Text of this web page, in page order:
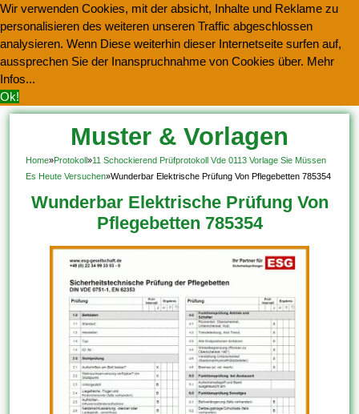
Wir verwenden Cookies, mit der absicht, Inhalte und Reklame zu
personalisieren des weiteren unseren Traffic abgeschlossen
analysieren. Wenn Diese weiterhin dieser Internetseite surfen auf,
aussprechen Sie der Inanspruchnahme von Cookies über. Mehr
Infos...
Ok!
Muster & Vorlagen
Kostenlos Herunterladen
Home»Protokoll»11 Schockierend Prüfprotokoll Vde 0113 Vorlage Sie Müssen
Es Heute Versuchen»Wunderbar Elektrische Prüfung Von Pflegebetten 785354
Wunderbar Elektrische Prüfung Von
Pflegebetten 785354